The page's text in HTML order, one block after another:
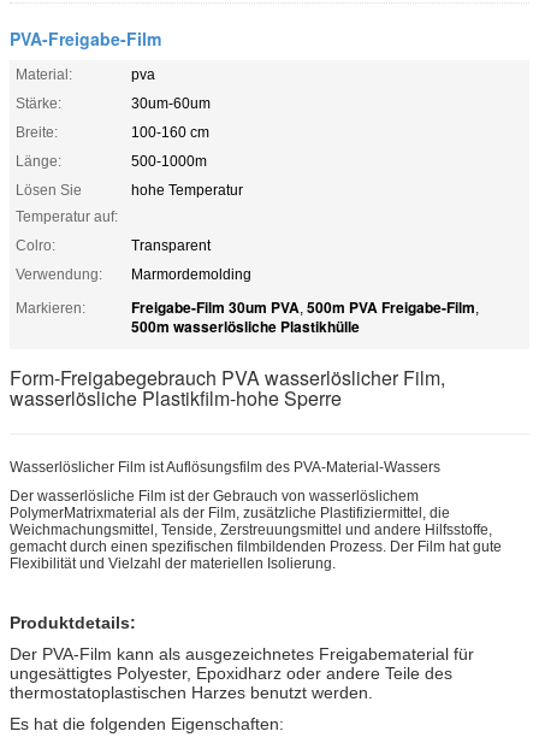
PVA-Freigabe-Film
Material:
pva
Stärke:
30um-60um
Breite:
100-160 cm
Länge:
500-1000m
Lösen Sie
Temperatur auf:
hohe Temperatur
Colro:
Transparent
Verwendung:
Marmordemolding
Markieren:
Freigabe-Film 30um PVA, 500m PVA Freigabe-Film,
500m wasserlösliche Plastikhülle
Form-Freigabegebrauch PVA wasserlöslicher Film,
wasserlösliche Plastikfilm-hohe Sperre
Wasserlöslicher Film ist Auflösungsfilm des PVA-Material-Wassers
Der wasserlösliche Film ist der Gebrauch von wasserlöslichem
PolymerMatrixmaterial als der Film, zusätzliche Plastifiziermittel, die
Weichmachungsmittel, Tenside, Zerstreuungsmittel und andere Hilfsstoffe,
gemacht durch einen spezifischen filmbildenden Prozess. Der Film hat gute
Flexibilität und Vielzahl der materiellen Isolierung.
Produktdetails:
Der PVA-Film kann als ausgezeichnetes Freigabematerial für
ungesättigtes Polyester, Epoxidharz oder andere Teile des
thermostatoplastischen Harzes benutzt werden.
Es hat die folgenden Eigenschaften: